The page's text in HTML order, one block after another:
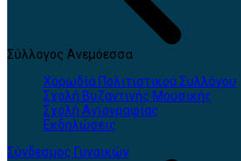
Σύλλογος Ανεμόεσσα
Χορωδία Πολιτιστικού Συλλόγου
Σχολή Βυζαντινής Μουσικής
Σχολή Αγιογραφίας
Εκδηλώσεις
Σύνδεσμος Γυναικών